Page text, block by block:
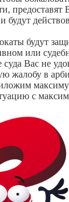
будут
или
Вас не
жалобу в
с